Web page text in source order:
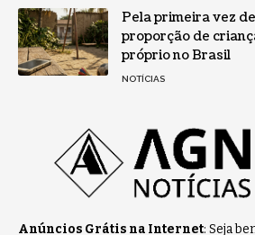
Pela primeira vez
proporção de
próprio no Brasil
NOTÍCIAS
Anúncios Grátis na Internet: Seja